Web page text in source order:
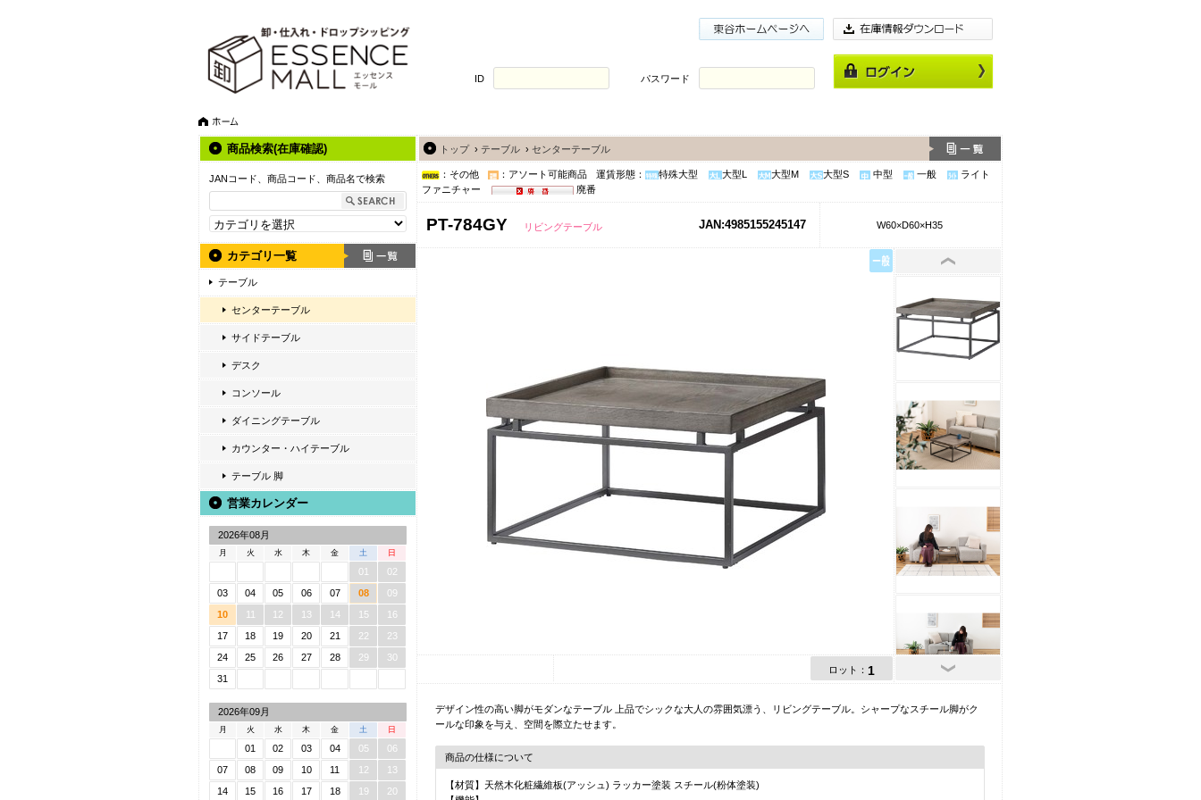
ID パスワード
商品検索(在庫確認)
JANコード、商品コード、商品名で検索
カテゴリ一覧
テーブル
センターテーブル
サイドテーブル
デスク
コンソール
ダイニングテーブル
カウンター・ハイテーブル
テーブル 脚
営業カレンダー
2026年08月
月 火 水 木 金 土 日
01
02
03
04 05 06 07 08
09
10
11 12 13 14 15
16
17
18 19 20 21 22
23
24
25 26 27 28 29
30
31
2026年09月
月 火 水 木 金 土 日
01 02 03 04 05
06
07
08 09 10 11 12
13
14
15 16 17 18 19 20
トップ› テーブル › センターテーブル
：その他 ：アソート可能商品 運賃形態： 特殊大型 大型L 大型M 大型S 中型 一般
ライト
ファニチャー
廃番
PT-784GY リビングテーブル JAN:4985155245147 W60×D60×H35
ロット： 1
デザイン性の高い脚がモダンなテーブル 上品でシックな大人の雰囲気漂う、リビングテーブル。シャープなスチール脚がク
ールな印象を与え、空間を際立たせます。
商品の仕様について
【材質】天然木化粧繊維板(アッシュ) ラッカー塗装 スチール(粉体塗装)